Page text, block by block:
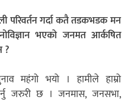
परिवर्तन गर्दा कतै तडकभडक मन
भएको जनमत आर्कषित
?
महंगो भयो । हामीले हाम्रो
जरुरी छ । जनमास, जनसभा,